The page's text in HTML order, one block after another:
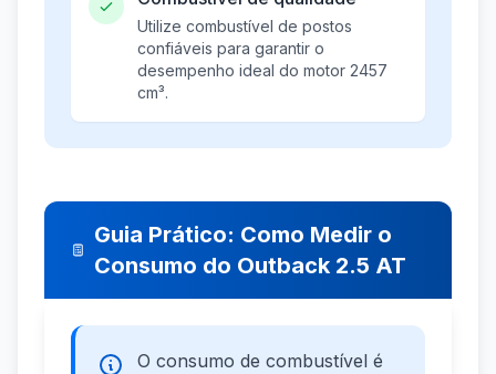
Utilize combustível de postos
confiáveis para garantir o
desempenho ideal do motor 2457
cm³.
Guia Prático: Como Medir o
Consumo do Outback 2.5 AT
O consumo de combustível é